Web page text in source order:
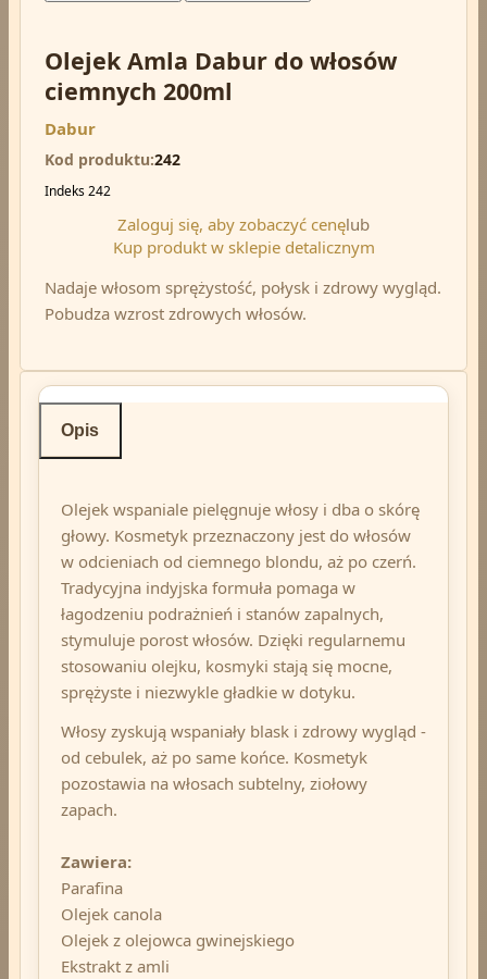
Olejek Amla Dabur do włosów
ciemnych 200ml
Dabur
Kod produktu 242
Indeks 242
Zaloguj się, aby zobaczyć cenęlub
Kup produkt w sklepie detalicznym
Nadaje włosom sprężystość, połysk i zdrowy wygląd.
Pobudza wzrost zdrowych włosów.
Opis
Olejek wspaniale pielęgnuje włosy i dba o skórę
głowy. Kosmetyk przeznaczony jest do włosów
w odcieniach od ciemnego blondu, aż po czerń.
Tradycyjna indyjska formuła pomaga w
łagodzeniu podrażnień i stanów zapalnych,
stymuluje porost włosów. Dzięki regularnemu
stosowaniu olejku, kosmyki stają się mocne,
sprężyste i niezwykle gładkie w dotyku.
Włosy zyskują wspaniały blask i zdrowy wygląd -
od cebulek, aż po same końce. Kosmetyk
pozostawia na włosach subtelny, ziołowy
zapach.
Zawiera:
Parafina
Olejek canola
Olejek z olejowca gwinejskiego
Ekstrakt z amli